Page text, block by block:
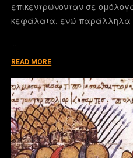
επικεντρώνονταν σε
κεφάλαια, ενώ παράλληλα
…
READ MORE